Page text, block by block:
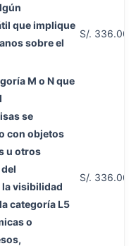
que implique
sobre el
S/. 336.00
M o N que
se
con objetos
u otros
visibilidad
categoría L5
o
S/. 336.00